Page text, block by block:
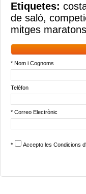
Etiquetes:
de saló,
mitges maratons
* Nom i Cognoms
Telèfon
* Correo Electrònic
* Accepto les Condicions